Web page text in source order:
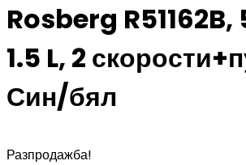
Rosberg R51162B,
1.5 L, 2
Син/бял
Разпродажба!